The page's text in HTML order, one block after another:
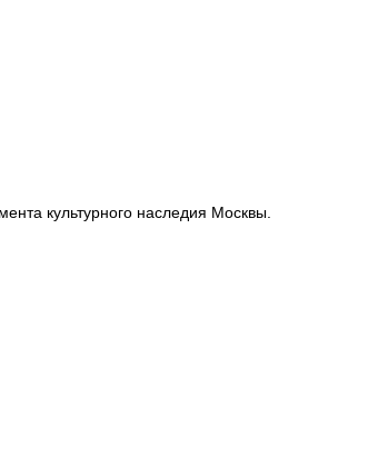
культурного наследия Москвы.